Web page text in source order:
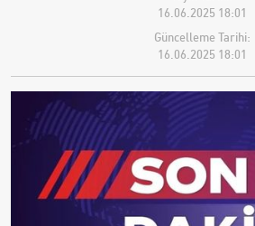
16.06.2025 18:01
Güncelleme Tarihi:
16.06.2025 18:01